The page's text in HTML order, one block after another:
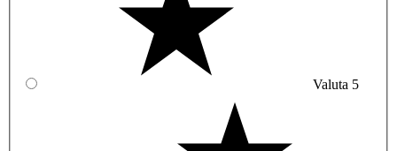
Valuta 5